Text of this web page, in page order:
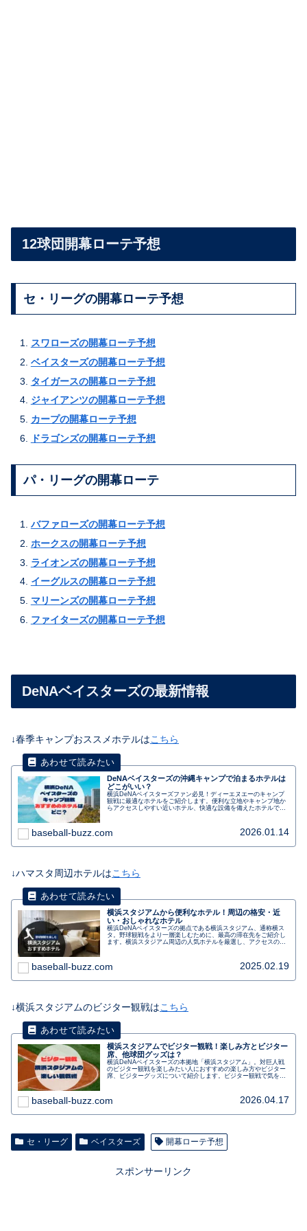
12球団開幕ローテ予想
セ・リーグの開幕ローテ予想
スワローズの開幕ローテ予想
ベイスターズの開幕ローテ予想
タイガースの開幕ローテ予想
ジャイアンツの開幕ローテ予想
カープの開幕ローテ予想
ドラゴンズの開幕ローテ予想
パ・リーグの開幕ローテ
バファローズの開幕ローテ予想
ホークスの開幕ローテ予想
ライオンズの開幕ローテ予想
イーグルスの開幕ローテ予想
マリーンズの開幕ローテ予想
ファイターズの開幕ローテ予想
DeNAベイスターズの最新情報
↓春季キャンプおススメホテルはこちら
DeNAベイスターズの沖縄キャンプで泊まるホテルは
どこがいい？
横浜DeNAベイスターズファン必見！ディーエヌエーのキャンプ
観戦に最適なホテルをご紹介します。便利な立地やキャンプ地か
らアクセスしやすい近いホテル、快適な設備を備えたホテルで、
イキングや駐車場の利用も可能です。キャンプ観戦を充実させる
ためのおすすめホテルです。
baseball-buzz.com 2026.01.14
↓ハマスタ周辺ホテルはこちら
横浜スタジアムから便利なホテル！周辺の格安・近
い・おしゃれなホテル
横浜DeNAベイスターズの拠点である横浜スタジアム、通称横ス
タ。野球観戦をより一層楽しむために、最高の滞在先をご紹介し
ます。横浜スタジアム周辺の人気ホテルを厳選し、アクセスの良
限に満喫するための情報が満載です。予約前に必見の一読です。
横浜スタジアムを拠点に、非日常の野球旅を楽しんでみません
baseball-buzz.com 2025.02.19
↓横浜スタジアムのビジター観戦はこちら
横浜スタジアムでビジター観戦！楽しみ方とビジター
席、他球団グッズは？
横浜DeNAベイスターズの本拠地「横浜スタジアム」。対巨人戦
のビジター観戦を楽しみたい人におすすめの楽しみ方やビジター
席、ビジターグッズについて紹介します。ビジター観戦で気を付
baseball-buzz.com 2026.04.17
セ・リーグ ベイスターズ 開幕ローテ予想
スポンサーリンク